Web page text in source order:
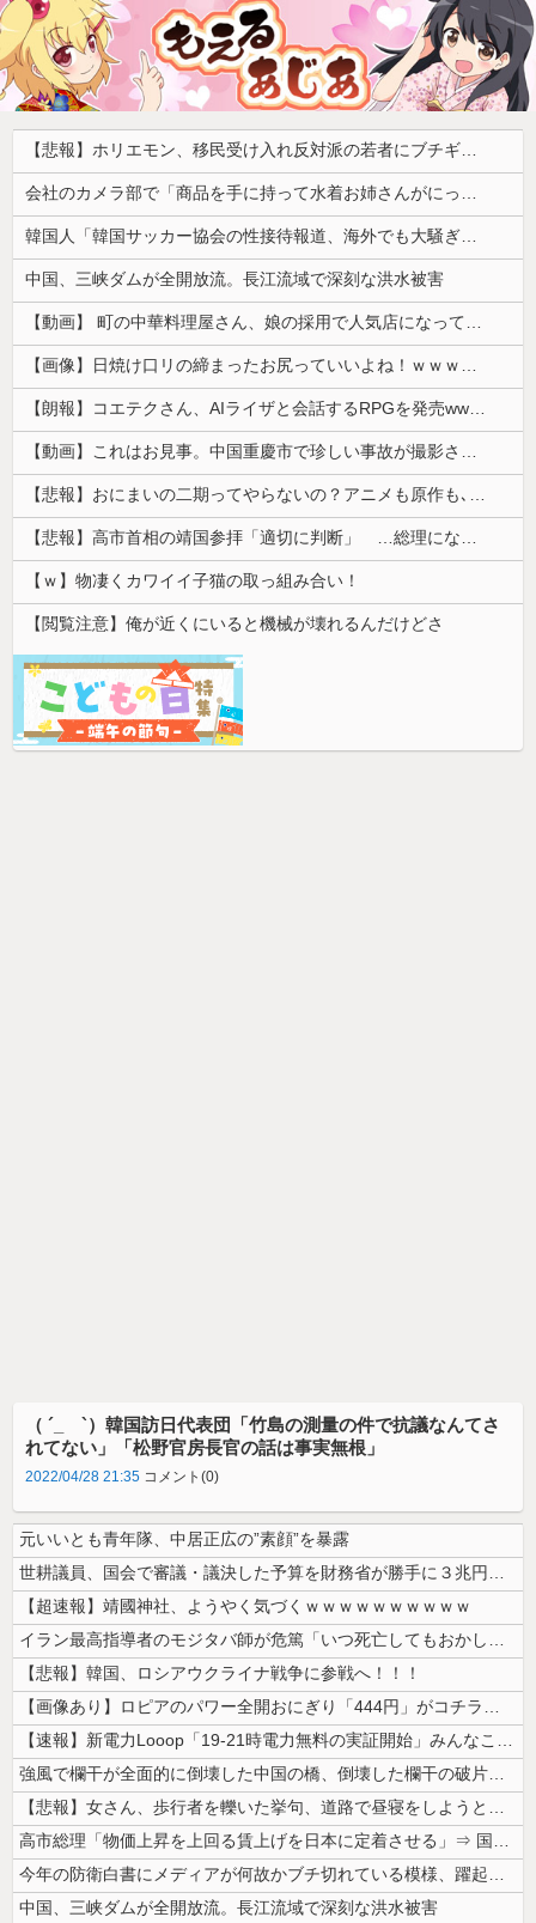
【悲報】ホリエモン、移民受け入れ反対派の若者にブチギレ「差別するなんて最低だ！」 → スタジオ誰も反論できず沈黙 ………
会社のカメラ部で「商品を手に持って水着お姉さんがにっこり」を撮影、だがお姉さんは素人アルバイトで親バレした結果……
韓国人「韓国サッカー協会の性接待報道、海外でも大騒ぎに・・・2002年W杯4強の記録取り消しの声も」→「マジで国の恥だ」「2002年まで疑う価値...
中国、三峡ダムが全開放流。長江流域で深刻な洪水被害
【動画】 町の中華料理屋さん、娘の採用で人気店になってしまう
【画像】日焼け口リの締まったお尻っていいよね！ｗｗｗｗｗ
【朗報】コエテクさん、AIライザと会話するRPGを発売wwwwwwwwwwww
【動画】これはお見事。中国重慶市で珍しい事故が撮影される。
【悲報】おにまいの二期ってやらないの？アニメも原作も､外人からも人気あったのに
【悲報】高市首相の靖国参拝「適切に判断」 …総理になる前の昨年は参拝
【ｗ】物凄くカワイイ子猫の取っ組み合い！
【閲覧注意】俺が近くにいると機械が壊れるんだけどさ
（ ´_ゝ`）韓国訪日代表団「竹島の測量の件で抗議なんてさ
れてない」「松野官房長官の話は事実無根」
2022/04/28 21:35 コメント(0)
元いいとも青年隊、中居正広の”素顔”を暴露
世耕議員、国会で審議・議決した予算を財務省が勝手に３兆円動かしていると...
【超速報】靖國神社、ようやく気づくｗｗｗｗｗｗｗｗｗｗ
イラン最高指導者のモジタバ師が危篤「いつ死亡してもおかしくない」…イラ...
【悲報】韓国、ロシアウクライナ戦争に参戦へ！！！
【画像あり】ロピアのパワー全開おにぎり「444円」がコチラｗｗｗｗｗ
【速報】新電力Looop「19-21時電力無料の実証開始」みんなこれに...
強風で欄干が全面的に倒壊した中国の橋、倒壊した欄干の破片を調べると凄ま...
【悲報】女さん、歩行者を轢いた挙句、道路で昼寝をしようとしてしまう
高市総理「物価上昇を上回る賃上げを日本に定着させる」⇒ 国家公務員月...
今年の防衛白書にメディアが何故かブチ切れている模様、躍起になって批判す...
中国、三峡ダムが全開放流。長江流域で深刻な洪水被害